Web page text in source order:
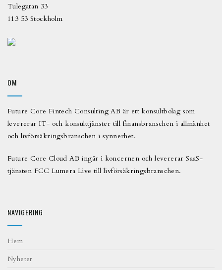
Tulegatan 33
113 53 Stockholm
OM
Future Core Fintech Consulting AB är ett konsultbolag som
levererar IT- och konsulttjänster till finansbranschen i allmänhet
och livförsäkringsbranschen i synnerhet.
Future Core Cloud AB ingår i koncernen och levererar SaaS-
tjänsten FCC Lumera Live till livförsäkringsbranschen.
NAVIGERING
Hem
Nyheter